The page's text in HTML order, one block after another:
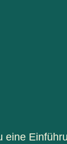
eine